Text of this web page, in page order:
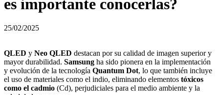
es importante conocerlas?
25/02/2025
QLED y Neo QLED destacan por su calidad de imagen superior y
mayor durabilidad. Samsung ha sido pionera en la implementación
y evolución de la tecnología Quantum Dot, lo que también incluye
el uso de materiales como el indio, eliminando elementos tóxicos
como el cadmio (Cd), perjudiciales para el medio ambiente y la